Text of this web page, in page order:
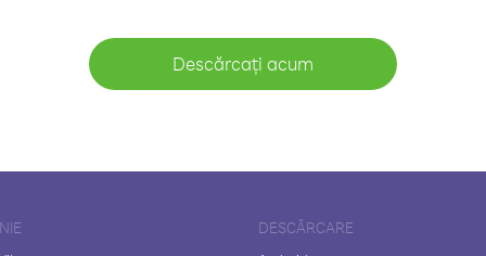
Descărcați acum
DESCĂRCARE